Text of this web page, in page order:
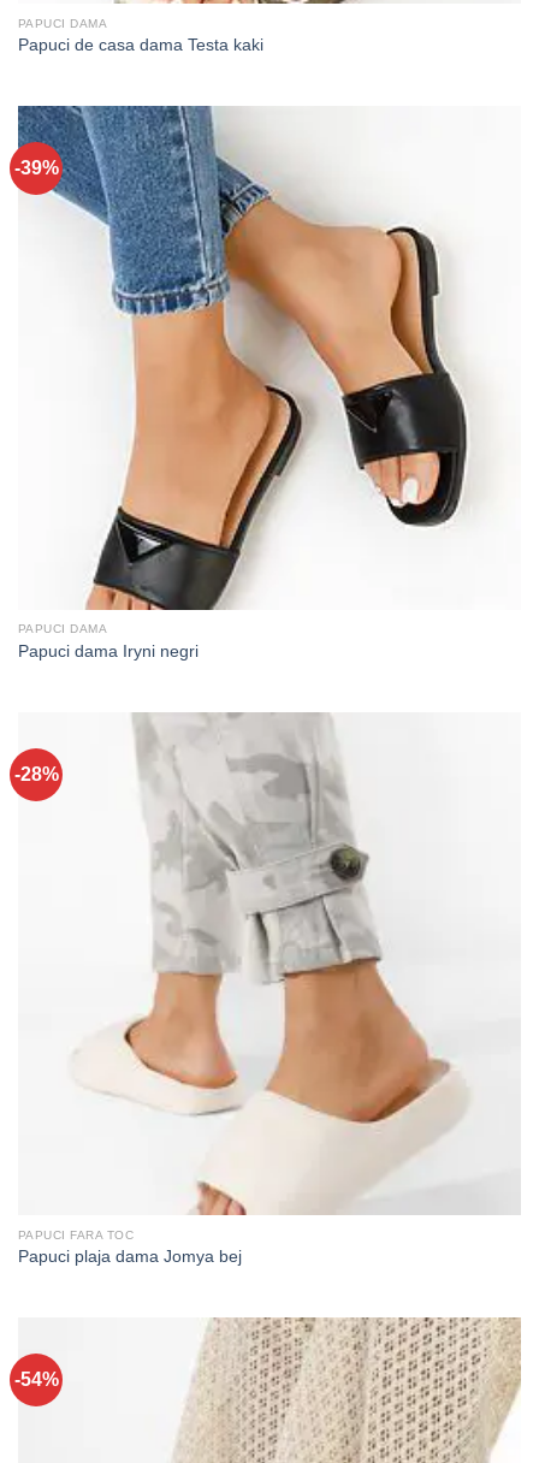
PAPUCI DAMA
Papuci de casa dama Testa kaki
-39%
PAPUCI DAMA
Papuci dama Iryni negri
-28%
PAPUCI FARA TOC
Papuci plaja dama Jomya bej
-54%